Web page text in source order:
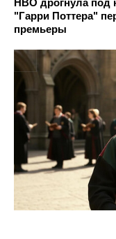
HBO дрогнула
"Гарри Поттера"
премьеры